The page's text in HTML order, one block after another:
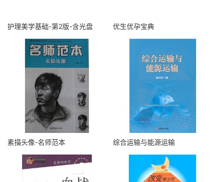
护理美学基础-第2版-含光盘 优生优孕宝典
素描头像-名师范本 综合运输与能源运输